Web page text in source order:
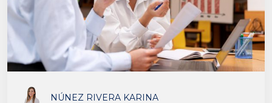
NÚNEZ RIVERA KARINA